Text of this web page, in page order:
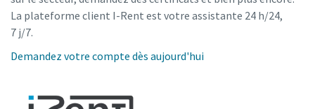
La plateforme client I-Rent est votre assistante 24 h/24,
7 j/7.
Demandez votre compte dès aujourd'hui